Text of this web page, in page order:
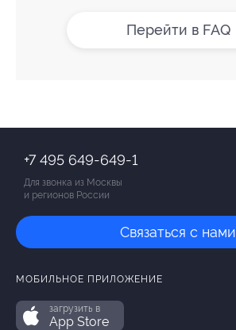
Перейти в FAQ
+7 495 649-649-1
Для звонка из Москвы
и регионов России
Связаться с нами
МОБИЛЬНОЕ ПРИЛОЖЕНИЕ
загрузить в
App Store